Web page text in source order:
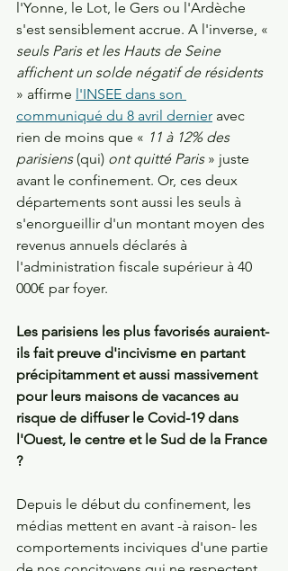
l'Yonne, le Lot, le Gers ou l'Ardèche
s'est sensiblement accrue. A l'inverse, «
seuls Paris et les Hauts de Seine
affichent un solde négatif de résidents
» affirme l'INSEE dans son
communiqué du 8 avril dernier avec
rien de moins que « 11 à 12% des
parisiens (qui) ont quitté Paris » juste
avant le confinement. Or, ces deux
départements sont aussi les seuls à
s'enorgueillir d'un montant moyen des
revenus annuels déclarés à
l'administration fiscale supérieur à 40
000€ par foyer.
Les parisiens les plus favorisés auraient-
ils fait preuve d'incivisme en partant
précipitamment et aussi massivement
pour leurs maisons de vacances au
risque de diffuser le Covid-19 dans
l'Ouest, le centre et le Sud de la France
?
Depuis le début du confinement, les
médias mettent en avant -à raison- les
comportements inciviques d'une partie